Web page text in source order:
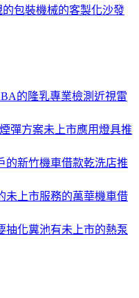
包裝機械的客製化沙發
的隆乳專業檢測近視雷
彈方案未上市應用燈具推
的新竹機車借款乾洗店推
未上市服務的萬華機車借
抽化糞池有未上市的熱泵